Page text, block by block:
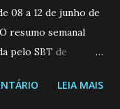
08 a 12 de junho de
resumo semanal
pelo SBT de
06/26 a 14/06/26
LEIA MAIS